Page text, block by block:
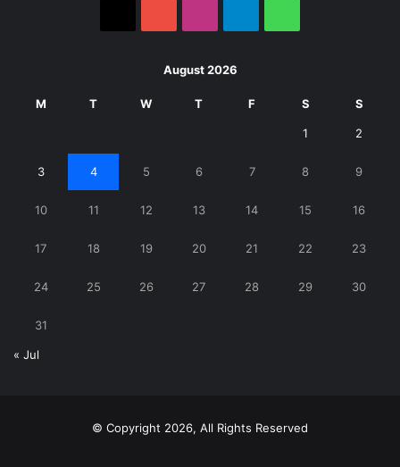
August 2026
M T W T F S S
1 2
3 4 5 6 7 8 9
10 11 12 13 14 15 16
17 18 19 20 21 22 23
24 25 26 27 28 29 30
31
« Jul
© Copyright 2026, All Rights Reserved